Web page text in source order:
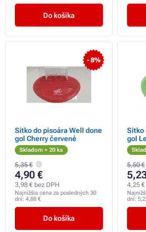
Do košíka
- 8%
Sitko do pisoára Well done
gol Cherry červené
Skladom > 20 ks
5,35 €
4,90 €
3,98 € bez DPH
Najnižšia cena za posledných 30
dní: 4,88 €
Do košíka
Sitko
gol
5,50 €
4,25 €
dní: